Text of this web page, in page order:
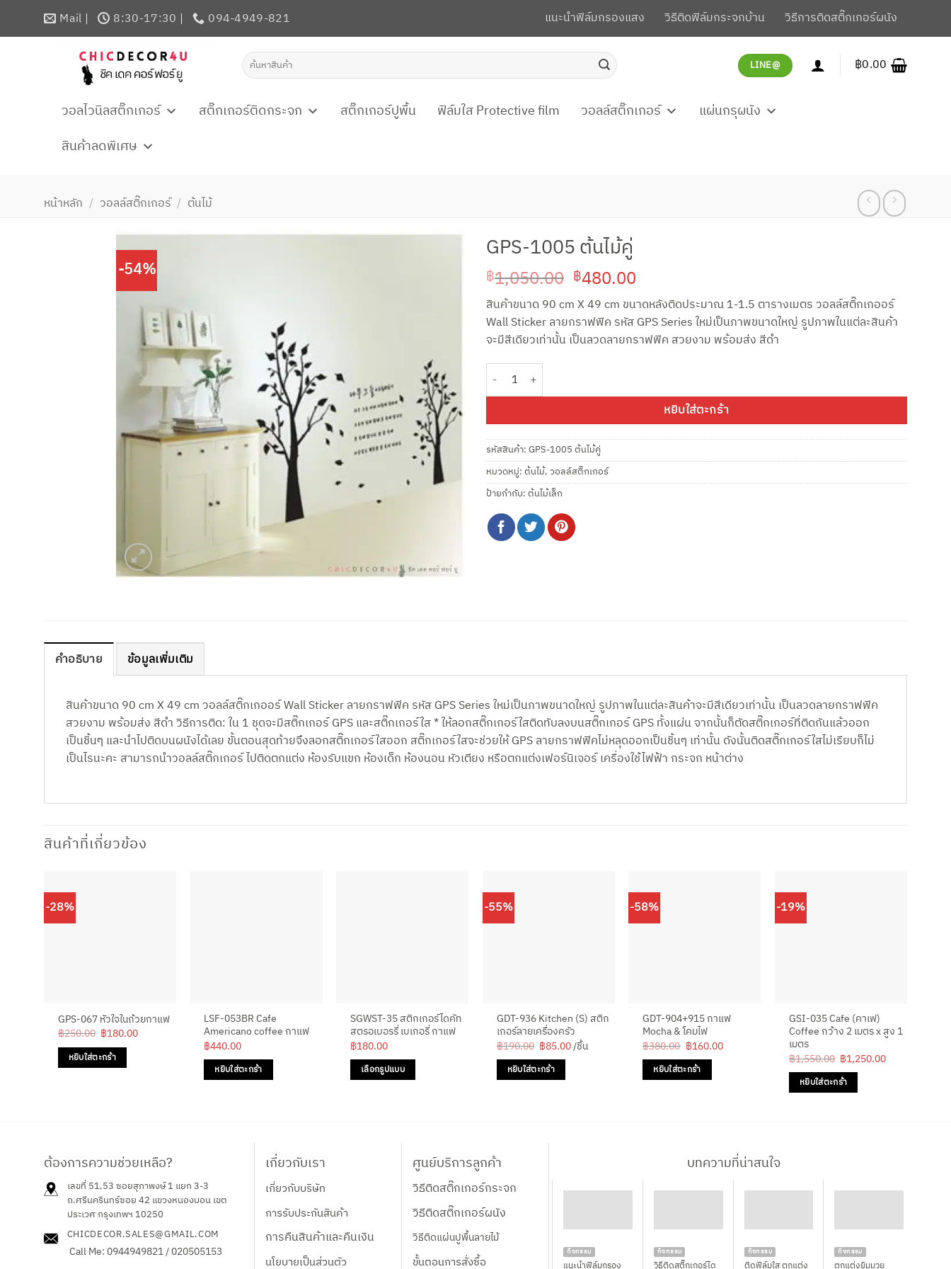
Mail 8:30-17:30 094-4949-821 แนะนำฟิล์มกรองแสง วิธีติดฟิล์มกระจกบ้าน วิธีการติดสติ๊กเกอร์ผนัง
ค้นหา: LINE@ ฿0.00
วอลไวนิลสติ๊กเกอร์ สติ๊กเกอร์ติดกระจก สติ๊กเกอร์ปูพื้น ฟิล์มใส Protective film วอลล์สติ๊กเกอร์
แผ่นกรุผนัง
สินค้าลดพิเศษ
หน้าหลัก / วอลล์สติ๊กเกอร์ / ต้นไม้
-54%
GPS-1005 ต้นไม้คู่
฿1,050.00 Original
price
was:
฿1,050.00.
฿480.00
price
is:
฿480.00.
สินค้าขนาด 90 cm X 49 cm ขนาดหลังติดประมาณ 1-1.5 ตารางเมตร วอลล์สติ๊กเกออร์
Wall Sticker ลายกราฟฟิค รหัส GPS Series ใหม่เป็นภาพขนาดใหญ่ รูปภาพในแต่ละสินค้า
จะมีสีเดียวเท่านั้น เป็นลวดลายกราฟฟิค สวยงาม พร้อมส่ง สีดำ
หยิบใส่ตะกร้า
รหัสสินค้า:GPS-1005 ต้นไม้คู่
หมวดหมู่:ต้นไม้,วอลล์สติ๊กเกอร์
ป้ายกำกับ:ต้นไม้เล็ก
คำอธิบาย ข้อมูลเพิ่มเติม
สินค้าขนาด 90 cm X 49 cm วอลล์สติ๊กเกออร์ Wall Sticker ลายกราฟฟิค รหัส GPS Series ใหม่เป็นภาพขนาดใหญ่ รูปภาพในแต่ละสินค้าจะมีสีเดียวเท่านั้น เป็นลวดลายกราฟฟิค
สวยงาม พร้อมส่ง สีดำ วิธีการติด: ใน 1 ชุดจะมีสติ๊กเกอร์ GPS และสติ๊กเกอร์ใส * ให้ลอกสติ๊กเกอร์ใสติดทับลงบนสติ๊กเกอร์ GPS ทั้งแผ่น จากนั้นก็ตัดสติ๊กเกอร์ที่ติดกันแล้วออก
เป็นชิ้นๆ และนำไปติดบนผนังได้เลย ขั้นตอนสุดท้ายจึงลอกสติ๊กเกอร์ใสออก สติ๊กเกอร์ใสจะช่วยให้ GPS ลายกราฟฟิคไม่หลุดออกเป็นชิ้นๆ เท่านั้น ดังนั้นติดสติ๊กเกอร์ใสไม่เรียบก็ไม่
เป็นไรนะคะ สามารถนำวอลล์สติ๊กเกอร์ ไปติดตกแต่ง ห้องรับแขก ห้องเด็ก ห้องนอน หัวเตียง หรือตกแต่งเฟอร์นิเจอร์ เครื่องใช้ไฟฟ้า กระจก หน้าต่าง
สินค้าที่เกี่ยวข้อง
-28%
GPS-067 หัวใจในถ้วยกาแฟ
฿250.00 Original
price
was:
฿250.00.
฿180.00Current
หยิบใส่ตะกร้า
LSF-053BR Cafe
Americano coffee กาแฟ
฿440.00
หยิบใส่ตะกร้า
SGWST-35 สติกเกอร์ไดคัท
สตรอเบอรรี่ เบเกอรี่ กาแฟ
฿180.00
เลือกรูปแบบ
chosen
-55%
GDT-936 Kitchen (S) สติก
เกอร์ลายเครื่องครัว
฿190.00 Original
price
was:
฿190.00.
฿85.00Current
price
/ชิ้น
หยิบใส่ตะกร้า
-58%
GDT-904+915 กาแฟ
Mocha & โคมไฟ
฿380.00 Original
price
was:
฿380.00.
฿160.00Current
หยิบใส่ตะกร้า
-19%
GSI-035 Cafe (คาเฟ)
Coffee กว้าง 2 เมตร x สูง 1
เมตร
฿1,550.00 Original
price
was:
฿1,550.00.
฿1,250.00Current
หยิบใส่ตะกร้า
ต้องการความช่วยเหลือ?
เลขที่ 51,53 ซอยสุภาพงษ์ 1 แยก 3-3
ถ.ศรีนครินทร์ซอย 42 แขวงหนองบอน เขต
ประเวศ กรุงเทพฯ 10250
CHICDECOR.SALES@GMAIL.COM
Call Me: 0944949821 / 020505153
เกี่ยวกับเรา
เกี่ยวกับบริษัท
การรับประกันสินค้า
การคืนสินค้าและคืนเงิน
นโยบายเป็นส่วนตัว
ศูนย์บริการลูกค้า
วิธีติดสติ๊กเกอร์กระจก
วิธีติดสติ๊กเกอร์ผนัง
วิธีติดแผ่นปูพื้นลายไม้
ขั้นตอนการสั่งซื้อ
บทความที่น่าสนใจ
กิจกรรม
แนะนำฟิล์มกรอง
กิจกรรม
วิธีติดสติ๊กเกอร์ได
กิจกรรม
ติดฟิล์มใส ตกแต่ง
กิจกรรม
ตกแต่งยิมมวย